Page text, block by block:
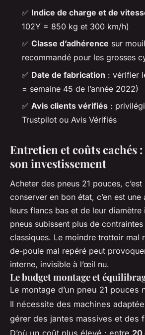
✅ Indice de charge et de
102Y = 850 kg et 300 km/h)
✅ Classe d’adhérence sur
recommandé pour les grosses
✅ Date de fabrication : vérifier
= semaine 45 de l’année 2022)
✅ Avis clients vérifiés :
Trustpilot ou Avis Vérifiés
Entretien et coûts cachés
son investissement
Acheter des pneus 21 pouces,
conserver en bon état, c’en est
leurs flancs bas et de leur diamètre
pneus subissent plus de
classiques. Le moindre trottoir mal
de-poule mal repéré peut
interne, invisible à l’œil nu.
Le budget montage et
Le montage d’un pneu 21 pouces
Il nécessite des machines
gérer des jantes massives et des
D’où un coût plus élevé : entre 20